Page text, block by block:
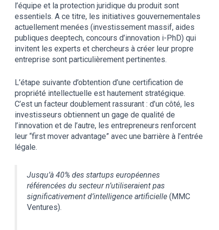
l’équipe et la protection juridique du produit sont
essentiels. A ce titre, les initiatives gouvernementales
actuellement menées (investissement massif, aides
publiques deeptech, concours d’innovation i-PhD) qui
invitent les experts et chercheurs à créer leur propre
entreprise sont particulièrement pertinentes.
L’étape suivante d’obtention d’une certification de
propriété intellectuelle est hautement stratégique.
C’est un facteur doublement rassurant : d’un côté, les
investisseurs obtiennent un gage de qualité de
l’innovation et de l’autre, les entrepreneurs renforcent
leur “first mover advantage” avec une barrière à l’entrée
légale.
Jusqu’à 40% des startups européennes
référencées du secteur n’utiliseraient pas
significativement d’intelligence artificielle (MMC
Ventures).